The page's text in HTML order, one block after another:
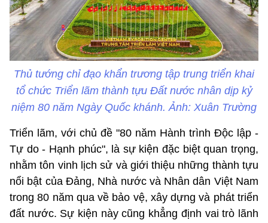
Thủ tướng chỉ đạo khẩn trương tập trung triển khai
tổ chức Triển lãm thành tựu Đất nước nhân dịp kỷ
niệm 80 năm Ngày Quốc khánh. Ảnh: Xuân Trường
Triển lãm, với chủ đề "80 năm Hành trình Độc lập -
Tự do - Hạnh phúc", là sự kiện đặc biệt quan trọng,
nhằm tôn vinh lịch sử và giới thiệu những thành tựu
nổi bật của Đảng, Nhà nước và Nhân dân Việt Nam
trong 80 năm qua về bảo vệ, xây dựng và phát triển
đất nước. Sự kiện này cũng khẳng định vai trò lãnh